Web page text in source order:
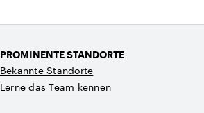
PROMINENTE STANDORTE
Bekannte Standorte
Lerne das Team kennen